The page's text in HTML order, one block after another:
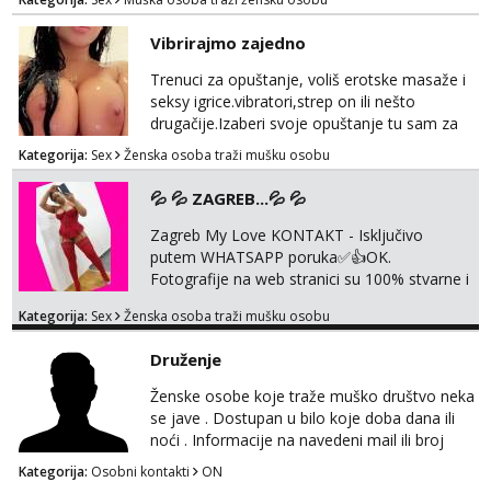
Vibrirajmo zajedno
Trenuci za opuštanje, voliš erotske masaže i
seksy igrice.vibratori,strep on ili nešto
drugačije.Izaberi svoje opuštanje tu sam za
tebe.sve info na mob 095/762-8147
Kategorija: Sex Ženska osoba traži mušku osobu
💦 💦 ZAGREB...💦 💦
Zagreb My Love KONTAKT - Isključivo
putem WHATSAPP poruka✅️👍OK.
Fotografije na web stranici su 100% stvarne i
dobrodošli! Ali informacije ću vam poslati
stanu; čista kupaonica i ručnici za vas prije ili
poslije masaže, nalazim se u centru grada. 🚫
NE POZIVI ,❌️ NE SEXCAM, ❌️NE
SEXCHATTING🚫...
Kategorija: Sex Ženska osoba traži mušku osobu
Druženje
Ženske osobe koje traže muško društvo neka
se jave . Dostupan u bilo koje doba dana ili
noći . Informacije na navedeni mail ili broj
mobitela.
Kategorija: Osobni kontakti ON